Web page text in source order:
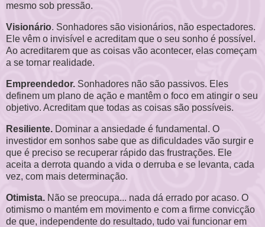
mesmo sob pressão.
Visionário. Sonhadores são visionários, não espectadores.
Ele vêm o invisível e acreditam que o seu sonho é possível.
Ao acreditarem que as coisas vão acontecer, elas começam
a se tornar realidade.
Empreendedor. Sonhadores não são passivos. Eles
definem um plano de ação e mantêm o foco em atingir o seu
objetivo. Acreditam que todas as coisas são possíveis.
Resiliente. Dominar a ansiedade é fundamental. O
investidor em sonhos sabe que as dificuldades vão surgir e
que é preciso se recuperar rápido das frustrações. Ele
aceita a derrota quando a vida o derruba e se levanta, cada
vez, com mais determinação.
Otimista. Não se preocupa... nada dá errado por acaso. O
otimismo o mantém em movimento e com a firme convicção
de que, independente do resultado, tudo vai funcionar em